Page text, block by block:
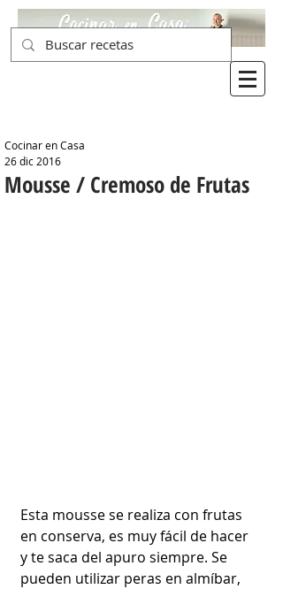
Mousse / Cremoso de Frutas
Cocinar en Casa
26 dic 2016
Esta mousse se realiza con frutas
en conserva, es muy fácil de hacer
y te saca del apuro siempre. Se
pueden utilizar peras en almíbar,